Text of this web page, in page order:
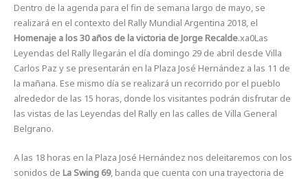
Dentro de la agenda para el fin de semana largo de mayo, se
realizará en el contexto del Rally Mundial Argentina 2018, el
Homenaje a los 30 años de la victoria de Jorge Recalde.xa0Las
Leyendas del Rally llegarán el día domingo 29 de abril desde Villa
Carlos Paz y se presentarán en la Plaza José Hernández a las 11 de
la mañana. Ese mismo día se realizará un recorrido por el pueblo
alrededor de las 15 horas, donde los visitantes podrán disfrutar de
las vistas de las Leyendas del Rally en las calles de Villa General
Belgrano.
A las 18 horas en la Plaza José Hernández nos deleitaremos con los
sonidos deLa Swing 69, banda que cuenta con una trayectoria de